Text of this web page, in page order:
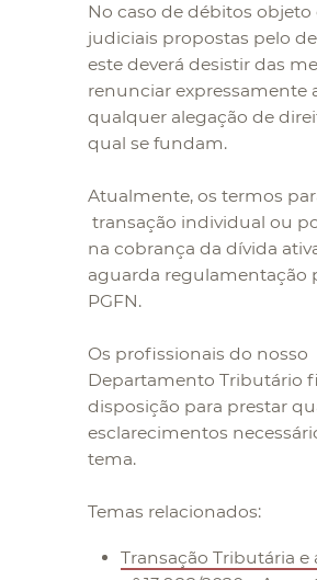
No caso de débitos objeto
judiciais propostas pelo
este deverá desistir das
renunciar expressamente
qualquer alegação de
qual se fundam.
Atualmente, os termos
transação individual ou
na cobrança da dívida
aguarda regulamentação
PGFN.
Os profissionais do nosso
Departamento Tributário
disposição para prestar
esclarecimentos
tema.
Temas relacionados:
Transação Tributária e